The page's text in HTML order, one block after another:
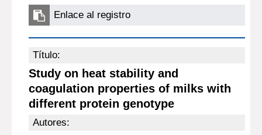
Enlace al registro
Título:
Study on heat stability and
coagulation properties of milks with
different protein genotype
Autores: